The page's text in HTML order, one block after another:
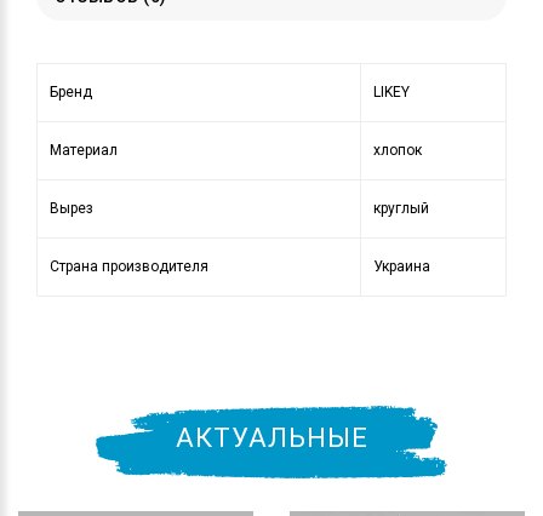
Бренд LIKEY
Материал хлопок
Вырез круглый
Страна производителя Украина
АКТУАЛЬНЫЕ